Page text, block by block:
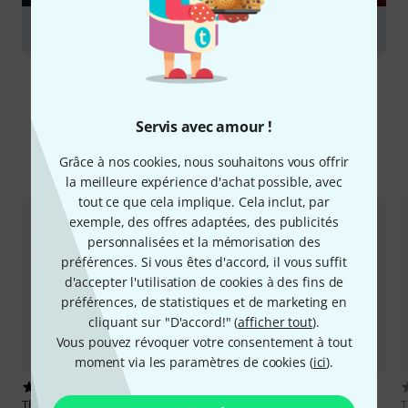
Servis avec amour !
Grâce à nos cookies, nous souhaitons vous offrir
la meilleure expérience d'achat possible, avec
tout ce que cela implique. Cela inclut, par
exemple, des offres adaptées, des publicités
personnalisées et la mémorisation des
préférences. Si vous êtes d'accord, il vous suffit
d'accepter l'utilisation de cookies à des fins de
préférences, de statistiques et de marketing en
cliquant sur "D'accord!" (afficher tout).
Vous pouvez révoquer votre consentement à tout
moment via les paramètres de cookies (ici).
Comparez les alternatives
Thomann
HR-301G F-/Bb Double
Thomann
HR-301 F-/Bb Double